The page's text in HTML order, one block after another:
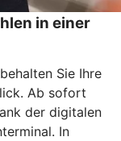
in einer
Sie Ihre
Ab sofort
der digitalen
In